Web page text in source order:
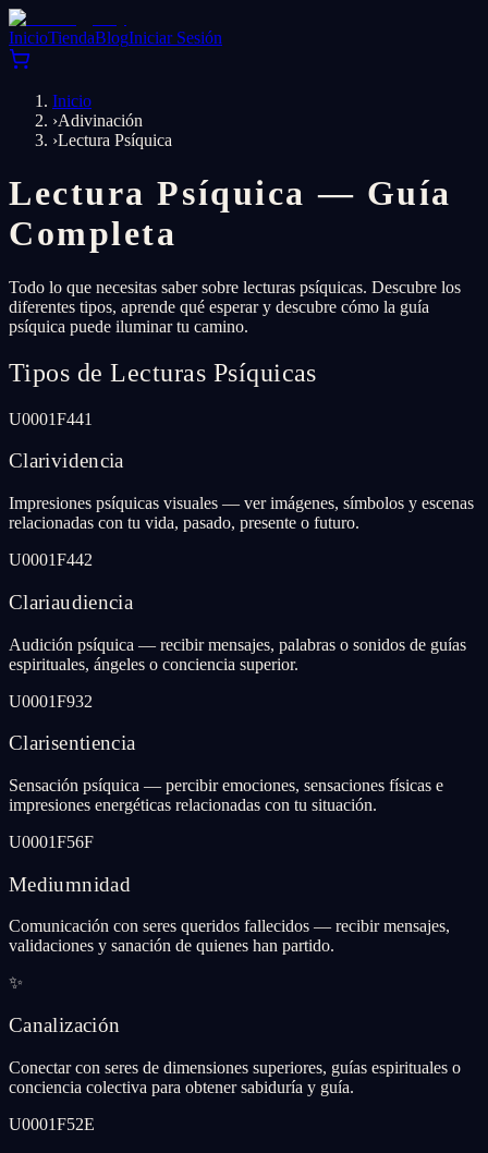
InicioTiendaBlogIniciar Sesión
Inicio
›Adivinación
›Lectura Psíquica
Lectura Psíquica — Guía
Completa
Todo lo que necesitas saber sobre lecturas psíquicas. Descubre los
diferentes tipos, aprende qué esperar y descubre cómo la guía
psíquica puede iluminar tu camino.
Tipos de Lecturas Psíquicas
U0001F441
Clarividencia
Impresiones psíquicas visuales — ver imágenes, símbolos y escenas
relacionadas con tu vida, pasado, presente o futuro.
U0001F442
Clariaudiencia
Audición psíquica — recibir mensajes, palabras o sonidos de guías
espirituales, ángeles o conciencia superior.
U0001F932
Clarisentiencia
Sensación psíquica — percibir emociones, sensaciones físicas e
impresiones energéticas relacionadas con tu situación.
U0001F56F
Mediumnidad
Comunicación con seres queridos fallecidos — recibir mensajes,
validaciones y sanación de quienes han partido.
✨
Canalización
Conectar con seres de dimensiones superiores, guías espirituales o
conciencia colectiva para obtener sabiduría y guía.
U0001F52E